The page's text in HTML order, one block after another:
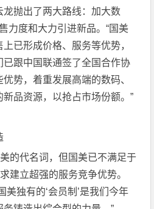
抛出了两大路线：加大数
力度和大力引进新品。“国美
已形成价格、服务等优势，
跟中国联通签了全国合作协
势，着重发展高端的数码、
品资源，以抢占市场份额。”
的代名词，但国美已不满足于
建立超强的服务竞争优势。
美独有的‘会员制’是我们今年